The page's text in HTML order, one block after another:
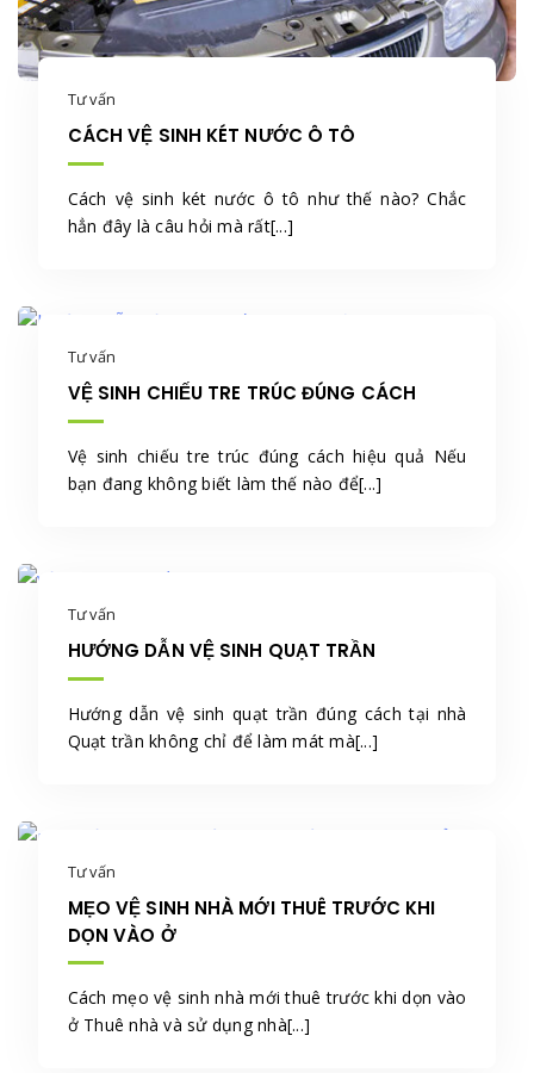
Tư vấn
CÁCH VỆ SINH KÉT NƯỚC Ô TÔ
Cách vệ sinh két nước ô tô như thế nào? Chắc
hẳn đây là câu hỏi mà rất[...]
Tư vấn
VỆ SINH CHIẾU TRE TRÚC ĐÚNG CÁCH
Vệ sinh chiếu tre trúc đúng cách hiệu quả Nếu
bạn đang không biết làm thế nào để[...]
Tư vấn
HƯỚNG DẪN VỆ SINH QUẠT TRẦN
Hướng dẫn vệ sinh quạt trần đúng cách tại nhà
Quạt trần không chỉ để làm mát mà[...]
Tư vấn
MẸO VỆ SINH NHÀ MỚI THUÊ TRƯỚC KHI
DỌN VÀO Ở
Cách mẹo vệ sinh nhà mới thuê trước khi dọn vào
ở Thuê nhà và sử dụng nhà[...]